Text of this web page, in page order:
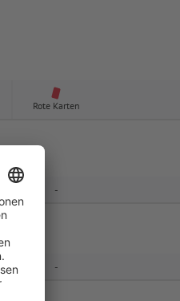
Rote Karten
-
-